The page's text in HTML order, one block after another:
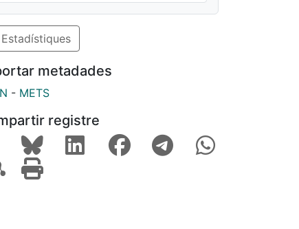
Estadístiques
metadades
- METS
registre